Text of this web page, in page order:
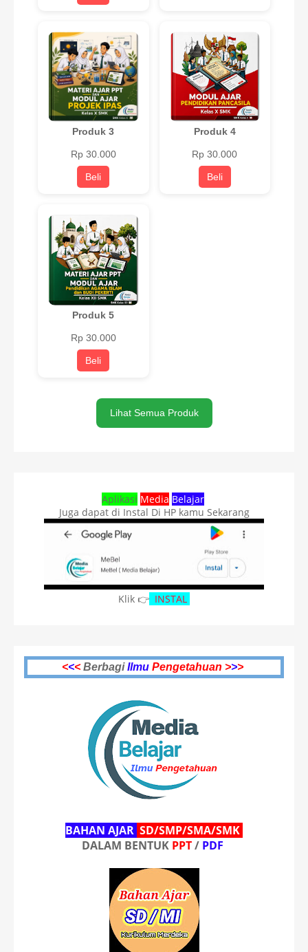
Produk 3
Rp 30.000
Beli
Produk 4
Rp 30.000
Beli
Produk 5
Rp 30.000
Beli
Lihat Semua Produk
Aplikasi Media Belajar
Juga dapat di Instal Di HP kamu Sekarang
Klik 👉 INSTAL
<<< BerbagiIlmu Pengetahuan >>>
BAHAN AJAR SD/SMP/SMA/SMK
DALAM BENTUK PPT/ PDF